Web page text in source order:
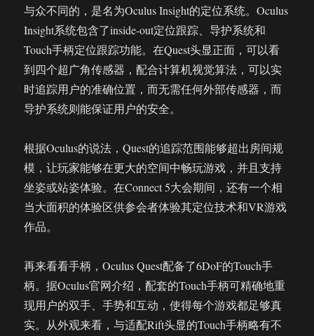
与众不同的，是名为Oculus Insight的定位系统。Oculus
Insight系统包含了inside-out定位跟踪、导护系统和
Touch手柄定位跟踪功能。在Quest头显正面，可以看
到四个超广角传感器，配合计算机视觉算法，可以实
时追踪用户的准确位置，而无需任何外部传感器，而
导护系统则能保证用户的安全。
根据Oculus的说法，Quest的追踪范围能够超出房间规
模，让玩家能够在更大的空间中畅玩游戏，并且支持
坐姿或站姿体验。在Connect 5大会期间，还有一个相
当大面积的体验区供参会者体验其定位技术和VR游戏
作品。
再来看看手柄，Oculus Quest配备了6DoF的Touch手
柄。据Oculus官网介绍，配套的Touch手柄可精确地重
现用户的双手、手势和互动，使得每个游戏都足够真
实。从外观来看，与适配Rift头显的Touch手柄略有不